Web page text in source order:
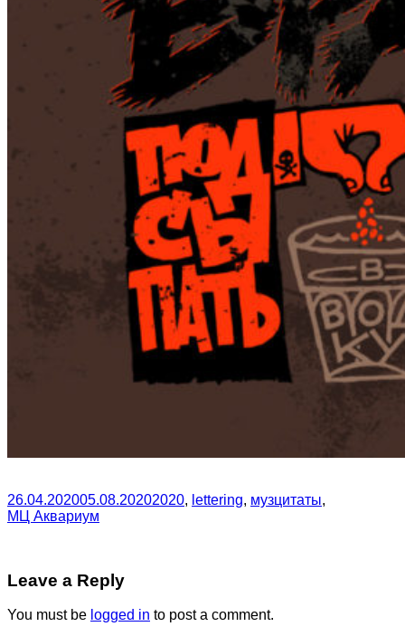
26.04.202005.08.20202020, lettering, музцитаты,
МЦ Аквариум
Leave a Reply
You must be logged in to post a comment.